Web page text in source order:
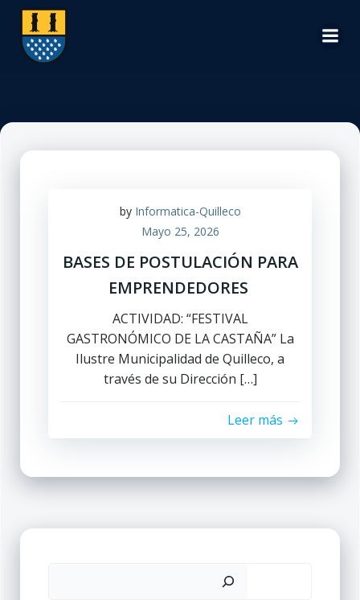
by Informatica-Quilleco
Mayo 25, 2026
BASES DE POSTULACIÓN PARA
EMPRENDEDORES
ACTIVIDAD: “FESTIVAL
GASTRONÓMICO DE LA CASTAÑA” La
Ilustre Municipalidad de Quilleco, a
través de su Dirección […]
Leer más